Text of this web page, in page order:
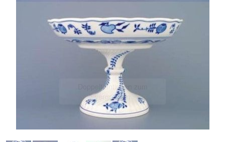
Doppelt antippen zum
vergrößern